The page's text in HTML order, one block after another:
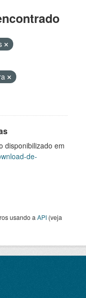
disponibilizado em
de-
usando a API (veja